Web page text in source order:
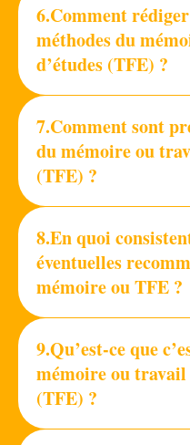
6.Comment
méthodes du
d’études (TFE) ?
7.Comment sont
du mémoire ou
(TFE) ?
8.En quoi
éventuelles
mémoire ou TFE ?
9.Qu’est-ce que
mémoire ou travail
(TFE) ?